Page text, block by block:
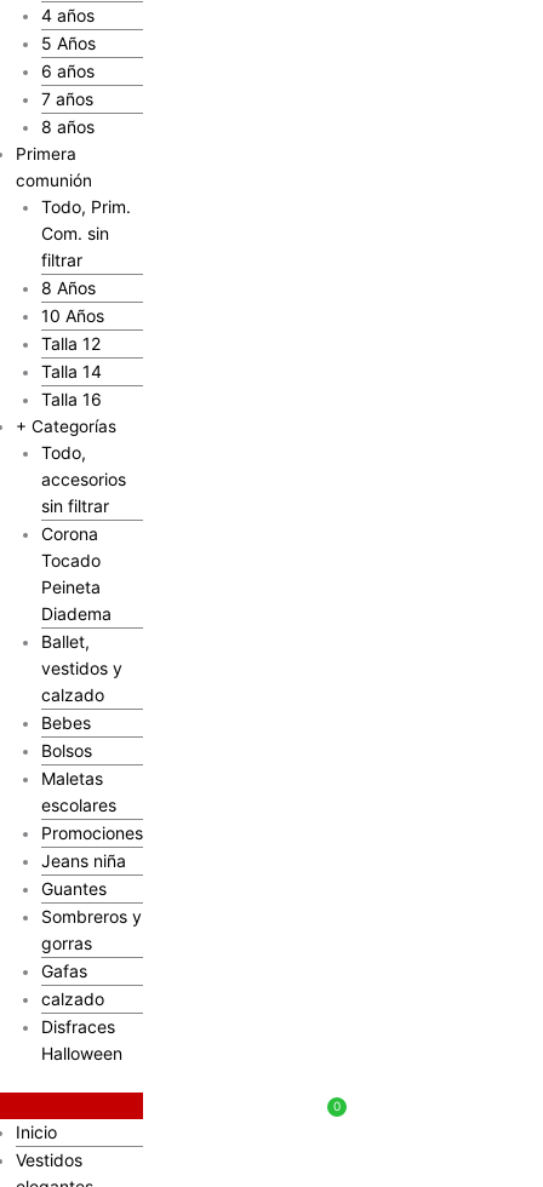
4 años
5 Años
6 años
7 años
8 años
Primera
comunión
Todo, Prim.
Com. sin
filtrar
8 Años
10 Años
Talla 12
Talla 14
Talla 16
+ Categorías
Todo,
accesorios
sin filtrar
Corona
Tocado
Peineta
Diadema
Ballet,
vestidos y
calzado
Bebes
Bolsos
Maletas
escolares
Promociones
Jeans niña
Guantes
Sombreros y
gorras
Gafas
calzado
Disfraces
Halloween
Inicio
Vestidos
0